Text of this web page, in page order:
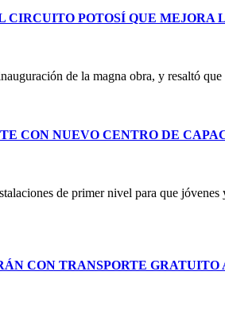
CIRCUITO POTOSÍ QUE
de la magna obra, y resaltó
CON NUEVO CENTRO DE
de primer nivel para que
CON TRANSPORTE GRATUITO